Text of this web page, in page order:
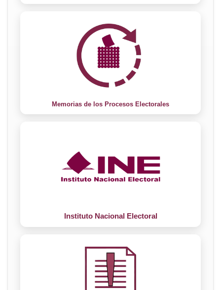
Memorias de los Procesos Electorales
Instituto Nacional Electoral